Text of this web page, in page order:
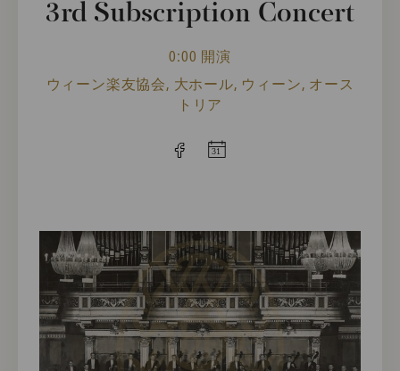
3rd Subscription Concert
0:00 開演
ウィーン楽友協会, 大ホール, ウィーン, オース
トリア